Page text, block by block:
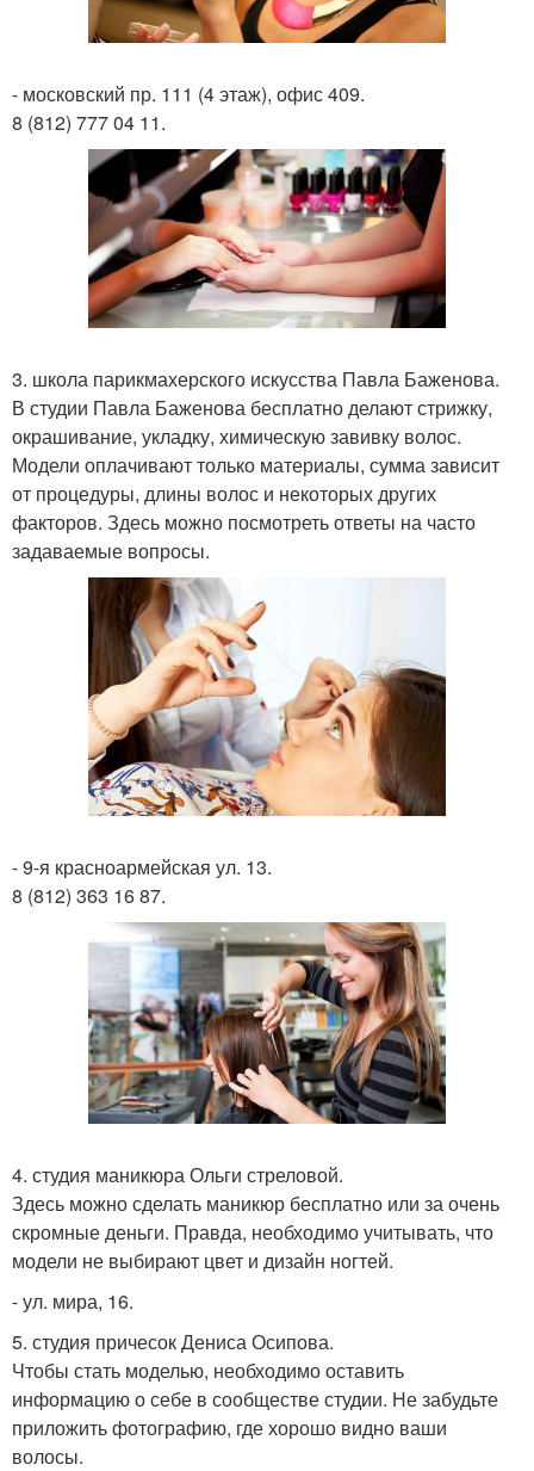
- московский пр. 111 (4 этаж), офис 409.
8 (812) 777 04 11.
3. школа парикмахерского искусства Павла Баженова.
В студии Павла Баженова бесплатно делают стрижку,
окрашивание, укладку, химическую завивку волос.
Модели оплачивают только материалы, сумма зависит
от процедуры, длины волос и некоторых других
факторов. Здесь можно посмотреть ответы на часто
задаваемые вопросы.
- 9-я красноармейская ул. 13.
8 (812) 363 16 87.
4. студия маникюра Ольги стреловой.
Здесь можно сделать маникюр бесплатно или за очень
скромные деньги. Правда, необходимо учитывать, что
модели не выбирают цвет и дизайн ногтей.
- ул. мира, 16.
5. студия причесок Дениса Осипова.
Чтобы стать моделью, необходимо оставить
информацию о себе в сообществе студии. Не забудьте
приложить фотографию, где хорошо видно ваши
волосы.